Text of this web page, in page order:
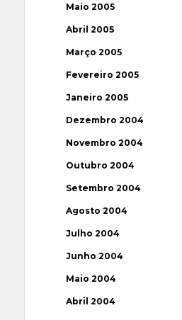
Maio 2005
Abril 2005
Março 2005
Fevereiro 2005
Janeiro 2005
Dezembro 2004
Novembro 2004
Outubro 2004
Setembro 2004
Agosto 2004
Julho 2004
Junho 2004
Maio 2004
Abril 2004